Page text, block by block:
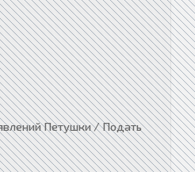
Петушки / Подать